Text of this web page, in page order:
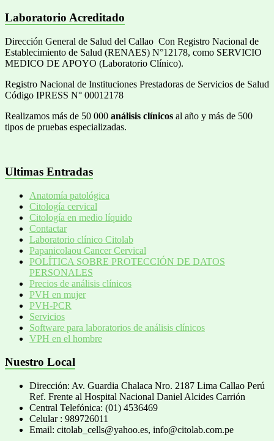
Laboratorio Acreditado
Dirección General de Salud del Callao Con Registro Nacional de
Establecimiento de Salud (RENAES) N°12178, como SERVICIO
MEDICO DE APOYO (Laboratorio Clínico).
Registro Nacional de Instituciones Prestadoras de Servicios de Salud
Código IPRESS N° 00012178
Realizamos más de 50 000 análisis clínicos al año y más de 500
tipos de pruebas especializadas.
Ultimas Entradas
Anatomía patológica
Citología cervical
Citología en medio líquido
Contactar
Laboratorio clínico Citolab
Papanicolaou Cancer Cervical
POLÍTICA SOBRE PROTECCIÓN DE DATOS
PERSONALES
Precios de análisis clínicos
PVH en mujer
PVH-PCR
Servicios
Software para laboratorios de análisis clínicos
VPH en el hombre
Nuestro Local
Dirección: Av. Guardia Chalaca Nro. 2187 Lima Callao Perú
Ref. Frente al Hospital Nacional Daniel Alcides Carrión
Central Telefónica: (01) 4536469
Celular : 989726011
Email: citolab_cells@yahoo.es, info@citolab.com.pe